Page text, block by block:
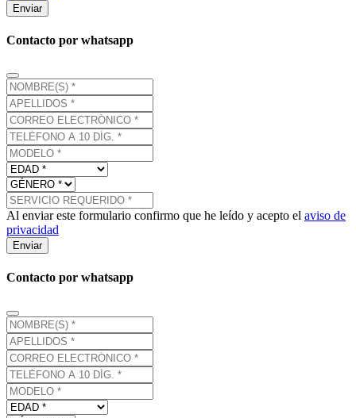
Enviar
Contacto por whatsapp
Al enviar este formulario confirmo que he leído y acepto el aviso de
privacidad
Enviar
Contacto por whatsapp